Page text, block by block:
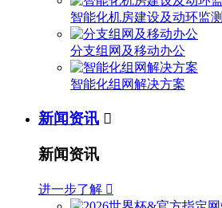
智能化机房建设及动环监测
分支组网及移动办公
智能化组网解决方案
新闻资讯 
新闻资讯
进一步了解 